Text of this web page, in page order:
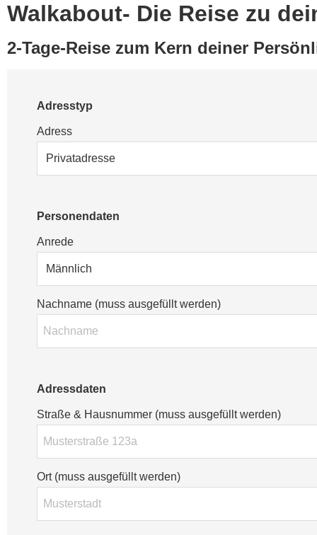
Walkabout- Die Reise zu
2-Tage-Reise zum Kern deiner
Adresstyp
Adress
Personendaten
Anrede
Nachname (muss ausgefüllt werden)
Adressdaten
Straße & Hausnummer (muss ausgefüllt werden)
Ort (muss ausgefüllt werden)